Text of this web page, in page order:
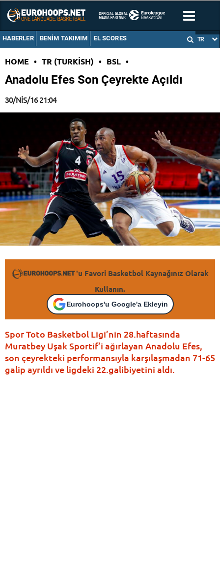
HABERLER BENIM TAKIMIM EL SCORES TR
HOME • TR (TURKISH) • BSL •
Anadolu Efes Son Çeyrekte Açıldı
30/NIS/16 21:04
'u Favori Basketbol Kaynağınız Olarak
Kullanın.
Eurohoops'u Google'a Ekleyin
Spor Toto Basketbol Ligi’nin 28.haftasında
Muratbey Uşak Sportif’i ağırlayan Anadolu Efes,
son çeyrekteki performansıyla karşılaşmadan 71-65
galip ayrıldı ve ligdeki 22.galibiyetini aldı.